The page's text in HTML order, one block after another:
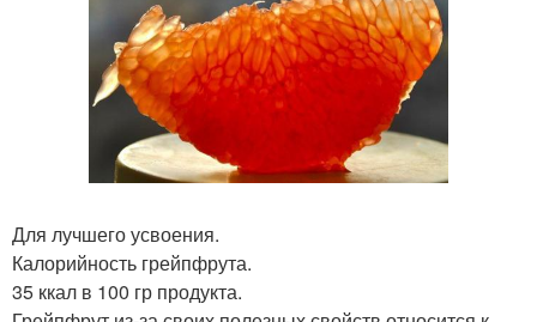
Для лучшего усвоения.
Калорийность грейпфрута.
35 ккал в 100 гр продукта.